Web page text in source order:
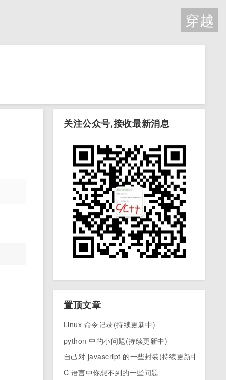
关注公众号,接收最新消息
置顶文章
Linux 命令记录(持续更新中)
python 中的小问题(持续更新中)
自己对 javascript 的一些封装(持续更新中)
C 语言中你想不到的一些问题
穿越